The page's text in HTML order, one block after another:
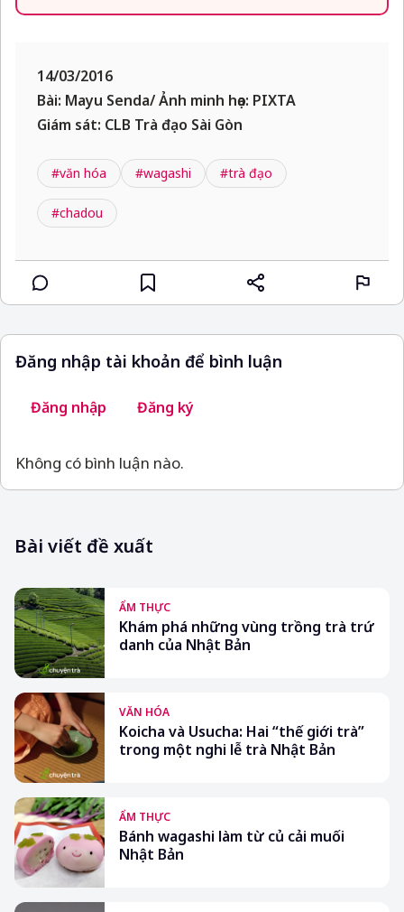
14/03/2016
Bài: Mayu Senda/ Ảnh minh họa: PIXTA
Giám sát: CLB Trà đạo Sài Gòn
#văn hóa #wagashi #trà đạo
#chadou
Đăng nhập tài khoản để bình luận
Đăng nhập Đăng ký
Không có bình luận nào.
Bài viết đề xuất
ẨM THỰC
Khám phá những vùng trồng trà trứ
danh của Nhật Bản
VĂN HÓA
Koicha và Usucha: Hai “thế giới trà”
trong một nghi lễ trà Nhật Bản
ẨM THỰC
Bánh wagashi làm từ củ cải muối
Nhật Bản